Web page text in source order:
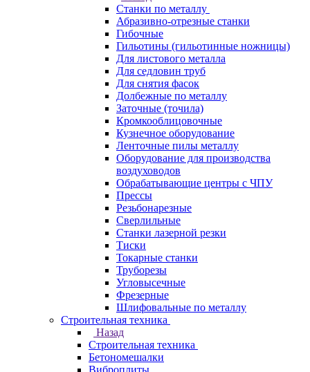
Станки по металлу
Абразивно-отрезные станки
Гибочные
Гильотины (гильотинные ножницы)
Для листового металла
Для седловин труб
Для снятия фасок
Долбежные по металлу
Заточные (точила)
Кромкооблицовочные
Кузнечное оборудование
Ленточные пилы металлу
Оборудование для производства
воздуховодов
Обрабатывающие центры с ЧПУ
Прессы
Резьбонарезные
Сверлильные
Станки лазерной резки
Тиски
Токарные станки
Труборезы
Угловысечные
Фрезерные
Шлифовальные по металлу
Строительная техника
Назад
Строительная техника
Бетономешалки
Виброплиты